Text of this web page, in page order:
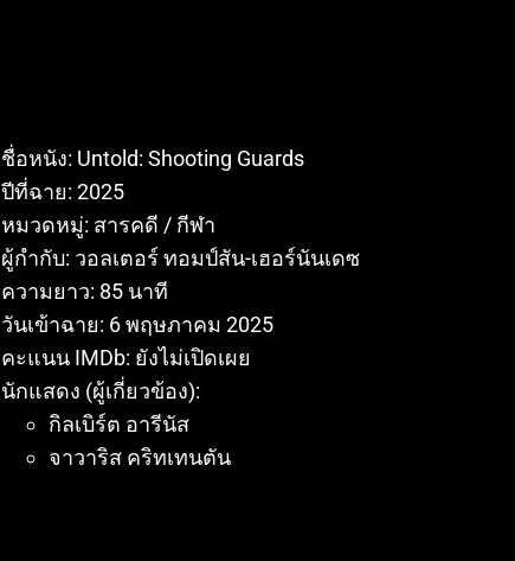
ชื่อหนัง: Untold: Shooting Guards
ปีที่ฉาย: 2025
หมวดหมู่: สารคดี / กีฬา
ผู้กำกับ: วอลเตอร์ ทอมป์สัน-เฮอร์นันเดซ
ความยาว: 85 นาที
วันเข้าฉาย: 6 พฤษภาคม 2025
คะแนน IMDb: ยังไม่เปิดเผย
นักแสดง (ผู้เกี่ยวข้อง):
กิลเบิร์ต อารีนัส
จาวาริส คริทเทนตัน